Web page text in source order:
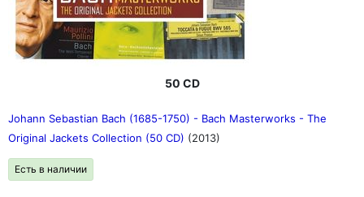
50 CD
Johann Sebastian Bach (1685-1750) - Bach Masterworks - The
Original Jackets Collection (50 CD) (2013)
Есть в наличии